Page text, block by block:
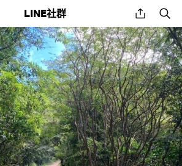
LINE社群 share